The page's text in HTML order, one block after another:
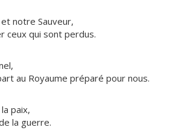
notre Sauveur,
ceux qui sont perdus.
au Royaume préparé pour nous.
paix,
la guerre.